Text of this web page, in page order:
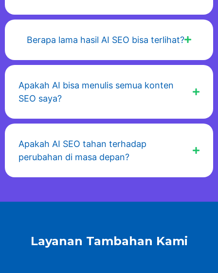
Berapa lama hasil AI SEO bisa terlihat?
Apakah AI bisa menulis semua konten
SEO saya?
Apakah AI SEO tahan terhadap
perubahan di masa depan?
Layanan Tambahan Kami